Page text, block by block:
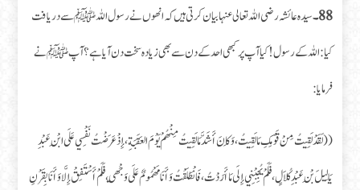
88۔ سیدہ عائشہ رضی اللہ تعالی عنہا بیان کرتی ہیں کہ انھوں نے رسول اللہﷺ سے دریافت
کیا:اللہ کے رسول! کیا آپ پر کبھی احد کے دن سے بھی زیادہ سخت دن آیا ہے؟ آپﷺ نے
فرمایا:
((لَقَدْ لَقِيتُ مِنْ قَوْمِكِ مَا لَقِيتُ، وَكَانَ أَشَدَّ مَا لَقِيتُ مِنْهُمْ يَوْمَ العَقَبَةِ، إِذْ عَرَضْتُ نَفْسِي عَلَى ابْنِ عَبْدِ
يَالِيلَ بْنِ عَبْدِ كُلاَلٍ، فَلَمْ يُجِبْنِي إِلَى مَا أَرَدْتُ، فَانْطَلَقْتُ وَأَنَا مَهْمُومٌ عَلَى وَجْهِي، فَلَمْ أَسْتَفِقْ إِلَّا وَأَنَا بِقَرْنِ